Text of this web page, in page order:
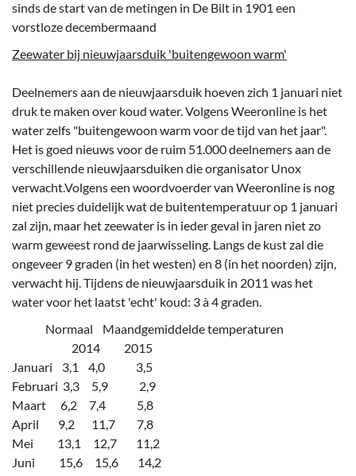
sinds de start van de metingen in De Bilt in 1901 een
vorstloze decembermaand
Zeewater bij nieuwjaarsduik 'buitengewoon warm'
Deelnemers aan de nieuwjaarsduik hoeven zich 1 januari niet
druk te maken over koud water. Volgens Weeronline is het
water zelfs "buitengewoon warm voor de tijd van het jaar".
Het is goed nieuws voor de ruim 51.000 deelnemers aan de
verschillende nieuwjaarsduiken die organisator Unox
verwacht.Volgens een woordvoerder van Weeronline is nog
niet precies duidelijk wat de buitentemperatuur op 1 januari
zal zijn, maar het zeewater is in ieder geval in jaren niet zo
warm geweest rond de jaarwisseling. Langs de kust zal die
ongeveer 9 graden (in het westen) en 8 (in het noorden) zijn,
verwacht hij. Tijdens de nieuwjaarsduik in 2011 was het
water voor het laatst 'echt' koud: 3 à 4 graden.
Normaal Maandgemiddelde temperaturen
2014 2015
Januari 3,1 4,0 3,5
Februari 3,3 5,9 2,9
Maart 6,2 7,4 5,8
April 9,2 11,7 7,8
Mei 13,1 12,7 11,2
Juni 15,6 15,6 14,2